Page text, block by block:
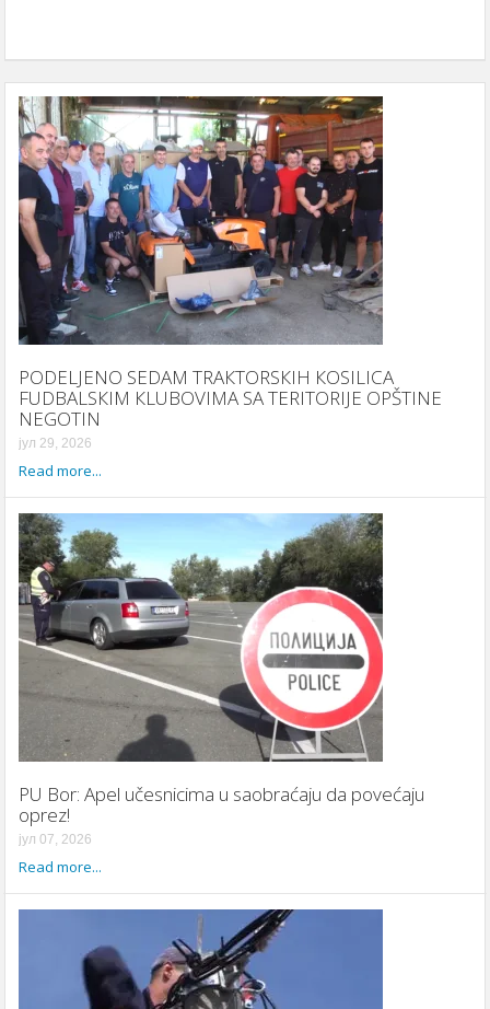
PODELJENO SEDAM TRAКTORSКIH КOSILICA
FUDBALSКIM КLUBOVIMA SA TERITORIJE OPŠTINE
NEGOTIN
јул 29, 2026
Read more...
PU Bor: Apel učesnicima u saobraćaju da povećaju
oprez!
јул 07, 2026
Read more...